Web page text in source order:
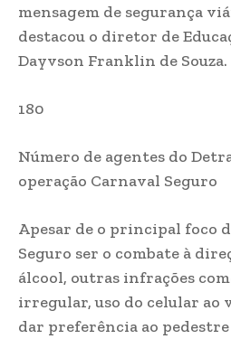
mensagem de segurança
destacou o diretor de
Dayvson Franklin de Souza.
180
Número de agentes do
operação Carnaval Seguro
Apesar de o principal foco
Seguro ser o combate à
álcool, outras infrações
irregular, uso do celular ao
dar preferência ao pedestre